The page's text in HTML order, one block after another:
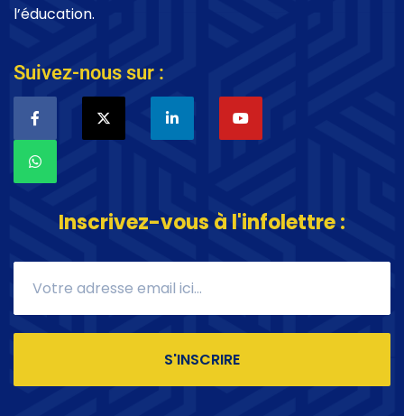
l’éducation.
Suivez-nous sur :
Inscrivez-vous à l'infolettre :
S'INSCRIRE